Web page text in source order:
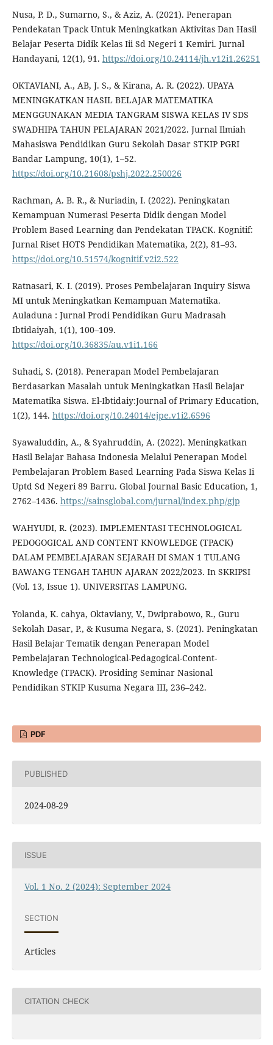
Nusa, P. D., Sumarno, S., & Aziz, A. (2021). Penerapan
Pendekatan Tpack Untuk Meningkatkan Aktivitas Dan Hasil
Belajar Peserta Didik Kelas Iii Sd Negeri 1 Kemiri. Jurnal
Handayani, 12(1), 91. https://doi.org/10.24114/jh.v12i1.26251
OKTAVIANI, A., AB, J. S., & Kirana, A. R. (2022). UPAYA
MENINGKATKAN HASIL BELAJAR MATEMATIKA
MENGGUNAKAN MEDIA TANGRAM SISWA KELAS IV SDS
SWADHIPA TAHUN PELAJARAN 2021/2022. Jurnal Ilmiah
Mahasiswa Pendidikan Guru Sekolah Dasar STKIP PGRI
Bandar Lampung, 10(1), 1–52.
https://doi.org/10.21608/pshj.2022.250026
Rachman, A. B. R., & Nuriadin, I. (2022). Peningkatan
Kemampuan Numerasi Peserta Didik dengan Model
Problem Based Learning dan Pendekatan TPACK. Kognitif:
Jurnal Riset HOTS Pendidikan Matematika, 2(2), 81–93.
https://doi.org/10.51574/kognitif.v2i2.522
Ratnasari, K. I. (2019). Proses Pembelajaran Inquiry Siswa
MI untuk Meningkatkan Kemampuan Matematika.
Auladuna : Jurnal Prodi Pendidikan Guru Madrasah
Ibtidaiyah, 1(1), 100–109.
https://doi.org/10.36835/au.v1i1.166
Suhadi, S. (2018). Penerapan Model Pembelajaran
Berdasarkan Masalah untuk Meningkatkan Hasil Belajar
Matematika Siswa. El-Ibtidaiy:Journal of Primary Education,
1(2), 144. https://doi.org/10.24014/ejpe.v1i2.6596
Syawaluddin, A., & Syahruddin, A. (2022). Meningkatkan
Hasil Belajar Bahasa Indonesia Melalui Penerapan Model
Pembelajaran Problem Based Learning Pada Siswa Kelas Ii
Uptd Sd Negeri 89 Barru. Global Journal Basic Education, 1,
2762–1436. https://sainsglobal.com/jurnal/index.php/gjp
WAHYUDI, R. (2023). IMPLEMENTASI TECHNOLOGICAL
PEDOGOGICAL AND CONTENT KNOWLEDGE (TPACK)
DALAM PEMBELAJARAN SEJARAH DI SMAN 1 TULANG
BAWANG TENGAH TAHUN AJARAN 2022/2023. In SKRIPSI
(Vol. 13, Issue 1). UNIVERSITAS LAMPUNG.
Yolanda, K. cahya, Oktaviany, V., Dwiprabowo, R., Guru
Sekolah Dasar, P., & Kusuma Negara, S. (2021). Peningkatan
Hasil Belajar Tematik dengan Penerapan Model
Pembelajaran Technological-Pedagogical-Content-
Knowledge (TPACK). Prosiding Seminar Nasional
Pendidikan STKIP Kusuma Negara III, 236–242.
PDF
PUBLISHED
2024-08-29
ISSUE
Vol. 1 No. 2 (2024): September 2024
SECTION
Articles
CITATION CHECK